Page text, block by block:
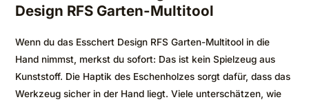
Design RFS Garten-Multitool
Wenn du das Esschert Design RFS Garten-Multitool in die
Hand nimmst, merkst du sofort: Das ist kein Spielzeug aus
Kunststoff. Die Haptik des Eschenholzes sorgt dafür, dass das
Werkzeug sicher in der Hand liegt. Viele unterschätzen, wie